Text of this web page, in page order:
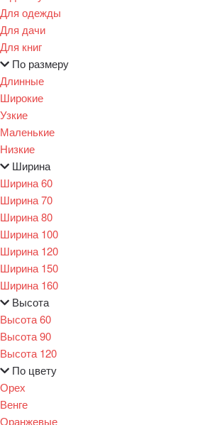
Для одежды
Для дачи
Для книг
По размеру
Длинные
Широкие
Узкие
Маленькие
Низкие
Ширина
Ширина 60
Ширина 70
Ширина 80
Ширина 100
Ширина 120
Ширина 150
Ширина 160
Высота
Высота 60
Высота 90
Высота 120
По цвету
Орех
Венге
Оранжевые